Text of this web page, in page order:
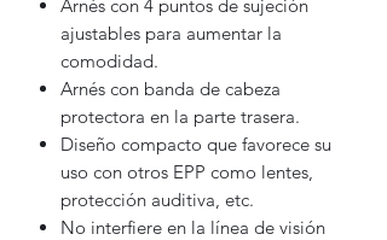
Arnés con 4 puntos de sujeción
ajustables para aumentar la
comodidad.
Arnés con banda de cabeza
protectora en la parte trasera.
Diseño compacto que favorece su
uso con otros EPP como lentes,
protección auditiva, etc.
No interfiere en la línea de visión